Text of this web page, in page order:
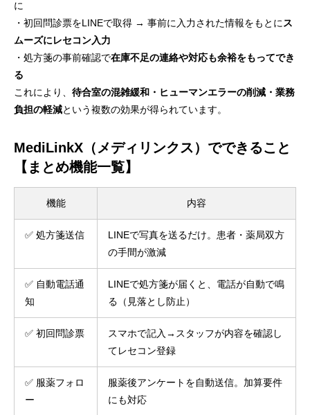
に
・初回問診票をLINEで取得 → 事前に入力された情報をもとに ス
ムーズにレセコン入力
・処方箋の事前確認で在庫不足の連絡や対応も余裕をもってでき
る
これにより、 待合室の混雑緩和・ヒューマンエラーの削減・業務
負担の軽減という複数の効果が得られています。
MediLinkX（メディリンクス）でできること
【まとめ機能一覧】
機能 内容
✅ 処方箋送信
LINEで写真を送るだけ。患者・薬局双方
の手間が激減
✅ 自動電話通
知
LINEで処方箋が届くと、電話が自動で鳴
る（見落とし防止）
✅ 初回問診票
スマホで記入→スタッフが内容を確認し
てレセコン登録
✅ 服薬フォロ
ー
服薬後アンケートを自動送信。加算要件
にも対応